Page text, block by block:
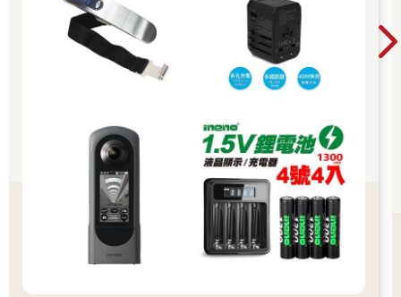
電話：03-3796-7303
營業時間：11:00～20:00
交通：JR─原宿站竹下通口出站，沿表參道方面前進，遇到明治
通左轉，在GAP隔壁
★日系小女人風的Grisp up-stairs
Grisp up-stairs的二手衣不像印象中那麼美式，在還沒步上位於二
樓的店面之前，就可以先從樓梯口展示的人偶身上看到，Grisp
up-stairs的衣著風格充滿了日系小女人味。輕輕走上二樓，一進
門就可以感受到店家營造出的溫馨氣氛，這裡雖然店面不大，但
是東西乾淨、貨源也很充足，加上店裡有一扇大玻璃窗，所以空
間相當明亮。很推薦走日系小女人風的人來逛逛Grisp up-stairs，
記得把衣服一件件拿起來比，不要怕麻煩喔，保證妳會滿載而
歸。